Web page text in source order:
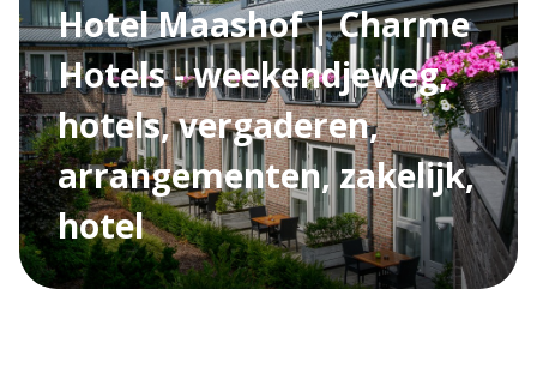
Hotel Maashof | Charme
Hotels - weekendjeweg,
hotels, vergaderen,
arrangementen, zakelijk,
hotel